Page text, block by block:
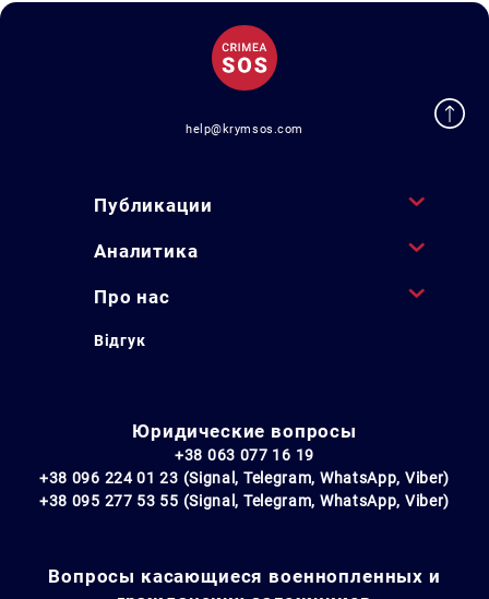
help@krymsos.com
Публикации
Аналитика
Про нас
Відгук
Юридические вопросы
+38 063 077 16 19
+38 096 224 01 23 (Signal, Telegram, WhatsApp, Viber)
+38 095 277 53 55 (Signal, Telegram, WhatsApp, Viber)
Вопросы касающиеся военнопленных и